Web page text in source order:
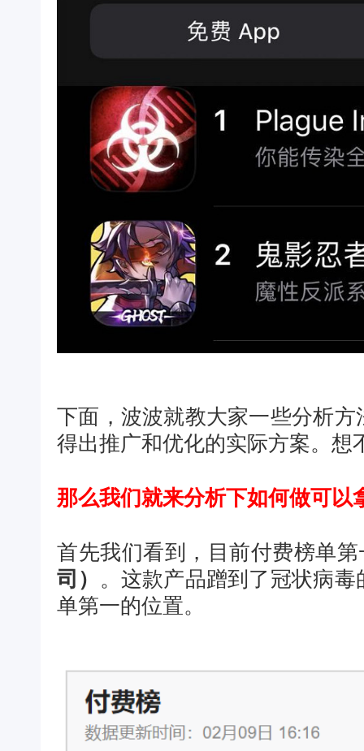
下面，波波就教大家一些分析
得出推广和优化的实际方案。想
那么我们就来分析下如何做可以
首先我们看到，目前付费榜单
司）
。这款产品蹭到了冠状病
单第一的位置。